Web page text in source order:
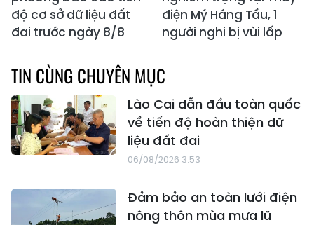
độ cơ sở dữ liệu đất
đai trước ngày 8/8
điện Mý Háng Tầu, 1
người nghi bị vùi lấp
TIN CÙNG CHUYÊN MỤC
Lào Cai dẫn đầu toàn quốc
về tiến độ hoàn thiện dữ
liệu đất đai
06/08/2026 3:53
Đảm bảo an toàn lưới điện
nông thôn mùa mưa lũ